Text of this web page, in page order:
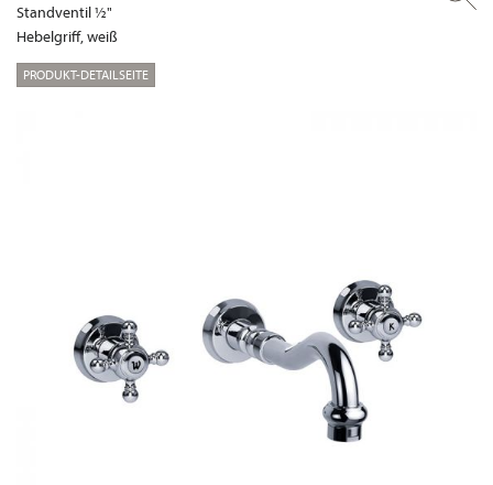
Standventil ½"
Hebelgriff, weiß
PRODUKT-DETAILSEITE